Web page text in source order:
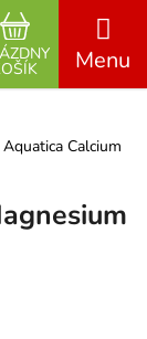
NÁKUPNÝ
Aquatica Calcium